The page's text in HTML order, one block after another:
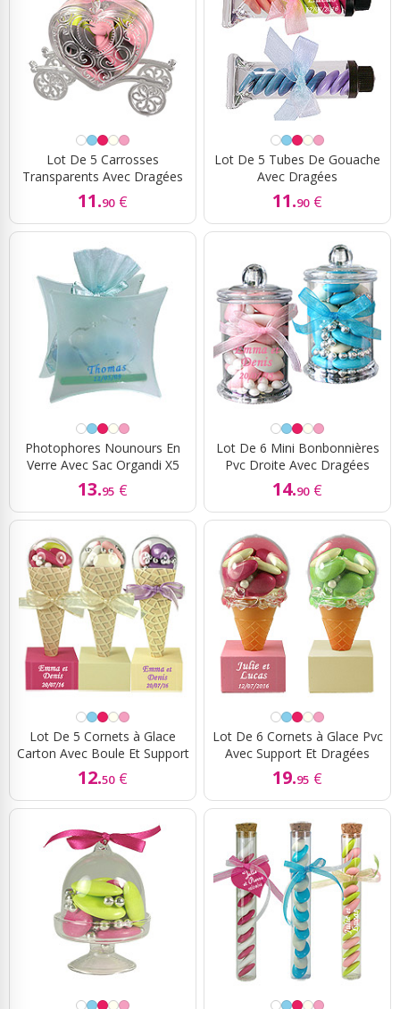
Lot De 5 Carrosses
Transparents Avec Dragées
11.90 €
Lot De 5 Tubes De Gouache
Avec Dragées
11.90 €
Photophores Nounours En
Verre Avec Sac Organdi X5
13.95 €
Lot De 6 Mini Bonbonnières
Pvc Droite Avec Dragées
14.90 €
Lot De 5 Cornets à Glace
Carton Avec Boule Et Support
12.50 €
Lot De 6 Cornets à Glace Pvc
Avec Support Et Dragées
19.95 €